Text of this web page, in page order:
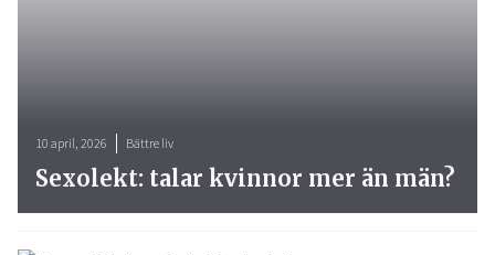
10 april, 2026 Bättre liv
Sexolekt: talar kvinnor mer än män?